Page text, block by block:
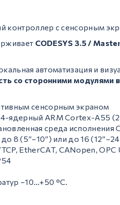
с сенсорным
CODESYS 3.5 /
автоматизация и
со сторонними модулями
сенсорным экраном
ядерный ARM Cortex-A55
среда исполнения
8 (5”–10”) или до 16
EtherCAT, CANopen, OPC
−10…+50 °C.